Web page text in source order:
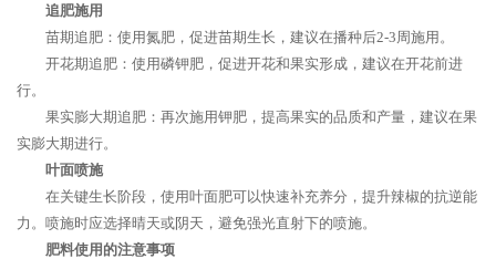
追肥施用
苗期追肥：使用氮肥，促进苗期生长，建议在播种后2-3周施用。
开花期追肥：使用磷钾肥，促进开花和果实形成，建议在开花前进
行。
果实膨大期追肥：再次施用钾肥，提高果实的品质和产量，建议在果
实膨大期进行。
叶面喷施
在关键生长阶段，使用叶面肥可以快速补充养分，提升辣椒的抗逆能
力。喷施时应选择晴天或阴天，避免强光直射下的喷施。
肥料使用的注意事项